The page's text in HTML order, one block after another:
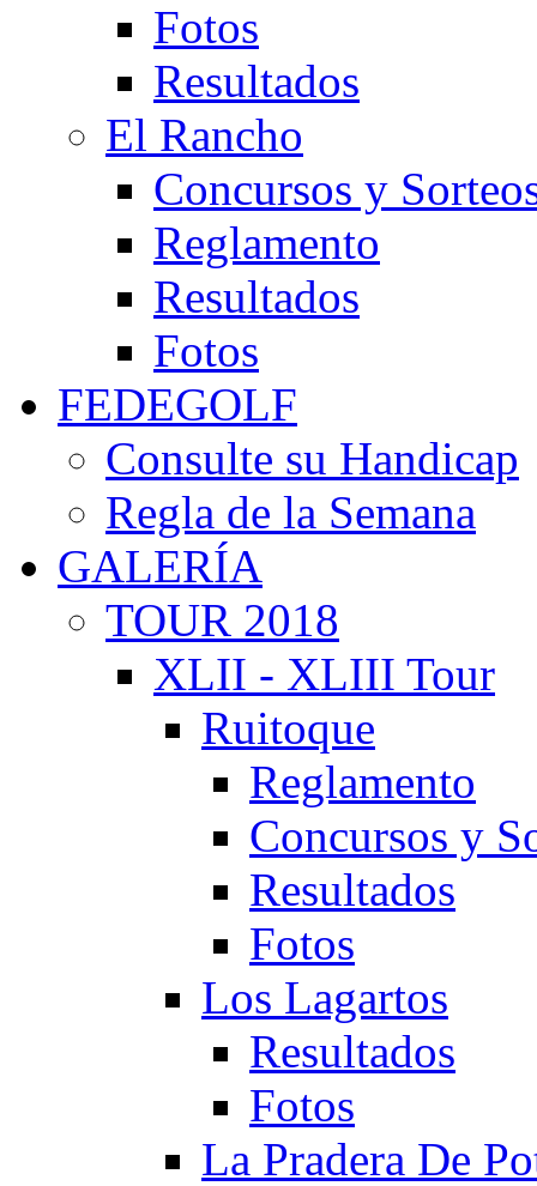
Fotos
Resultados
El Rancho
Concursos y
Reglamento
Resultados
Fotos
FEDEGOLF
Consulte su Handicap
Regla de la Semana
GALERÍA
TOUR 2018
XLII - XLIII Tour
Ruitoque
Reglamento
Concursos y
Resultados
Fotos
Los Lagartos
Resultados
Fotos
La Pradera De